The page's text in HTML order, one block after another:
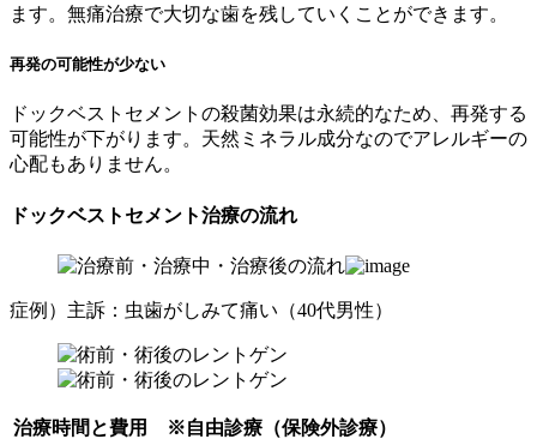
ます。無痛治療で大切な歯を残していくことができます。
再発の可能性が少ない
ドックベストセメントの殺菌効果は永続的なため、再発する
可能性が下がります。天然ミネラル成分なのでアレルギーの
心配もありません。
ドックベストセメント治療の流れ
症例）主訴：虫歯がしみて痛い（40代男性）
治療時間と費用 ※自由診療（保険外診療）